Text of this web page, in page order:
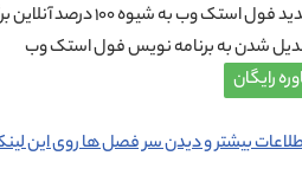
وب به شیوه ۱۰۰ درصد آنلاین برگزار میشود.
رایگان
بیشتر و دیدن سر فصل ها روی این